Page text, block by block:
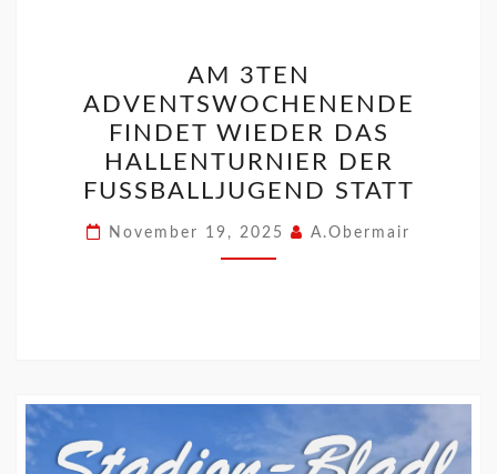
AM 3TEN
ADVENTSWOCHENENDE
FINDET WIEDER DAS
HALLENTURNIER DER
FUSSBALLJUGEND STATT
November 19, 2025 A.Obermair